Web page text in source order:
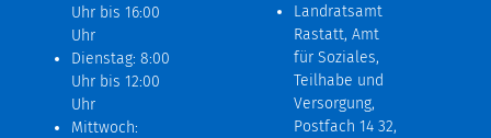
Uhr bis 16:00
Uhr
Dienstag: 8:00
Uhr bis 12:00
Uhr
Mittwoch:
Landratsamt
Rastatt, Amt
für Soziales,
Teilhabe und
Versorgung,
Postfach 14 32,